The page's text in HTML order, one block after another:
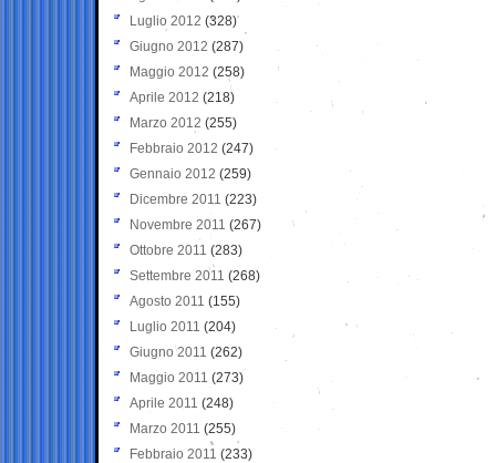
Luglio 2012 (328)
Giugno 2012 (287)
Maggio 2012 (258)
Aprile 2012 (218)
Marzo 2012 (255)
Febbraio 2012 (247)
Gennaio 2012 (259)
Dicembre 2011 (223)
Novembre 2011 (267)
Ottobre 2011 (283)
Settembre 2011 (268)
Agosto 2011 (155)
Luglio 2011 (204)
Giugno 2011 (262)
Maggio 2011 (273)
Aprile 2011 (248)
Marzo 2011 (255)
Febbraio 2011 (233)